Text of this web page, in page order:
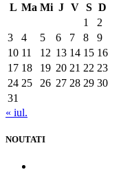
L Ma Mi J V S D
1
2
3
4 5 6 7 8
9
10 11 12 13 14 15 16
17 18 19 20 21 22 23
24 25 26 27 28 29 30
31
« iul.
NOUTATI